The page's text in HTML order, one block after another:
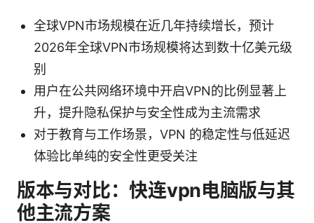
全球VPN市场规模在近几年持续增长，预计
2026年全球VPN市场规模将达到数十亿美元级
别
用户在公共网络环境中开启VPN的比例显著上
升，提升隐私保护与安全性成为主流需求
对于教育与工作场景，VPN 的稳定性与低延迟
体验比单纯的安全性更受关注
版本与对比：快连vpn电脑版与其
他主流方案